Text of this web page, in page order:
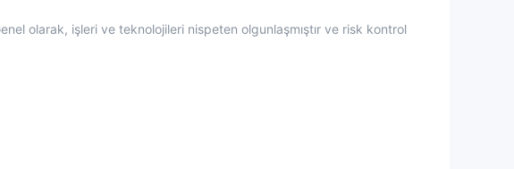
olarak, işleri ve teknolojileri nispeten olgunlaşmıştır ve risk kontrol